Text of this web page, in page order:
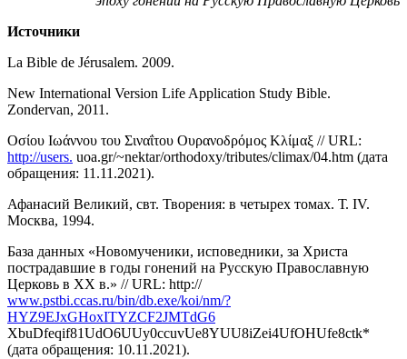
Источники
La Bible de Jérusalem. 2009.
New International Version Life Application Study Bible.
Zondervan, 2011.
Οσίου Ιωάννου του Σιναΐτου Ουρανοδρόμος Κλίμαξ // URL:
http://users. uoa.gr/~nektar/orthodoxy/tributes/climax/04.htm (дата
обращения: 11.11.2021).
Афанасий Великий, свт. Творения: в четырех томах. Т. IV.
Москва, 1994.
База данных «Новомученики, исповедники, за Христа
пострадавшие в годы гонений на Русскую Православную
Церковь в XX в.» // URL: http://
www.pstbi.ccas.ru/bin/db.exe/koi/nm/?
HYZ9EJxGHoxITYZCF2JMTdG6
XbuDfeqif81UdO6UUy0ccuvUe8YUU8iZei4UfOHUfe8ctk*
(дата обращения: 10.11.2021).